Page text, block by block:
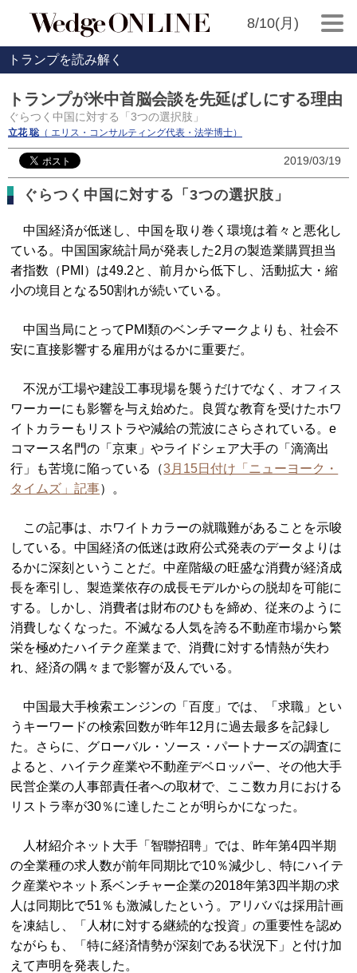
8/10(月)
トランプを読み解く
トランプが米中首脳会談を先延ばしにする理由
ぐらつく中国に対する「3つの選択肢」
立花 聡 （ エリス・コンサルティング代表・法学博士）
2019/03/19
ぐらつく中国に対する「3つの選択肢」
中国経済が低迷し、中国を取り巻く環境は着々と悪化し
ている。中国国家統計局が発表した2月の製造業購買担当
者指数（PMI）は49.2と、前月から低下し、活動拡大・縮
小の境目となる50割れが続いている。
中国当局にとってPMI類のベンチマークよりも、社会不
安に直接影響する雇用がはるかに重要だ。
不況が工場や建設工事現場を襲うだけでなく、オフィス
ワーカーにも影響を与え始めた。良質な教育を受けたホワ
イトカラーもリストラや減給の荒波にさらされている。e
コマース名門の「京東」やライドシェア大手の「滴滴出
行」も苦境に陥っている（3月15日付け「ニューヨーク・
タイムズ」記事）。
この記事は、ホワイトカラーの就職難があることを示唆
している。中国経済の低迷は政府公式発表のデータよりは
るかに深刻ということだ。中産階級の旺盛な消費が経済成
長を牽引し、製造業依存の成長モデルからの脱却を可能に
する。しかし、消費者は財布のひもを締め、従来のように
消費しなくなった。不滅なる人気を誇る不動産市場から繁
栄を極めたハイテク産業まで、消費に対する情熱が失わ
れ、経済の隅々まで影響が及んでいる。
中国最大手検索エンジンの「百度」では、「求職」とい
うキーワードの検索回数が昨年12月に過去最多を記録し
た。さらに、グローバル・ソース・パートナーズの調査に
よると、ハイテク産業や不動産デベロッパー、その他大手
民営企業の人事部責任者への取材で、ここ数カ月における
リストラ率が30％に達したことが明らかになった。
人材紹介ネット大手「智聯招聘」では、昨年第4四半期
の全業種の求人数が前年同期比で10％減少し、特にハイテ
ク産業やネット系ベンチャー企業の2018年第3四半期の求
人は同期比で51％も激減したという。アリババは採用計画
を凍結し、「人材に対する継続的な投資」の重要性を認め
ながらも、「特に経済情勢が深刻である状況下」と付け加
えて声明を発表した。